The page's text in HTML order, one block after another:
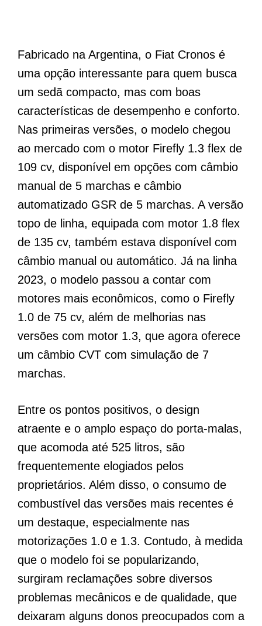
Fabricado na Argentina, o Fiat Cronos é
uma opção interessante para quem busca
um sedã compacto, mas com boas
características de desempenho e conforto.
Nas primeiras versões, o modelo chegou
ao mercado com o motor Firefly 1.3 flex de
109 cv, disponível em opções com câmbio
manual de 5 marchas e câmbio
automatizado GSR de 5 marchas. A versão
topo de linha, equipada com motor 1.8 flex
de 135 cv, também estava disponível com
câmbio manual ou automático. Já na linha
2023, o modelo passou a contar com
motores mais econômicos, como o Firefly
1.0 de 75 cv, além de melhorias nas
versões com motor 1.3, que agora oferece
um câmbio CVT com simulação de 7
marchas.
Entre os pontos positivos, o design
atraente e o amplo espaço do porta-malas,
que acomoda até 525 litros, são
frequentemente elogiados pelos
proprietários. Além disso, o consumo de
combustível das versões mais recentes é
um destaque, especialmente nas
motorizações 1.0 e 1.3. Contudo, à medida
que o modelo foi se popularizando,
surgiram reclamações sobre diversos
problemas mecânicos e de qualidade, que
deixaram alguns donos preocupados com a